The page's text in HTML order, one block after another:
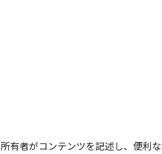
有者がコンテンツを記述し、便利